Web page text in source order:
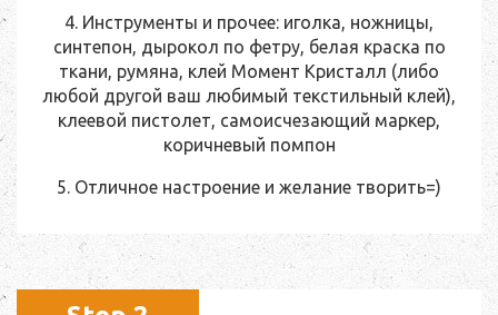
4. Инструменты и прочее: иголка, ножницы,
синтепон, дырокол по фетру, белая краска по
ткани, румяна, клей Момент Кристалл (либо
любой другой ваш любимый текстильный клей),
клеевой пистолет, самоисчезающий маркер,
коричневый помпон
5. Отличное настроение и желание творить=)